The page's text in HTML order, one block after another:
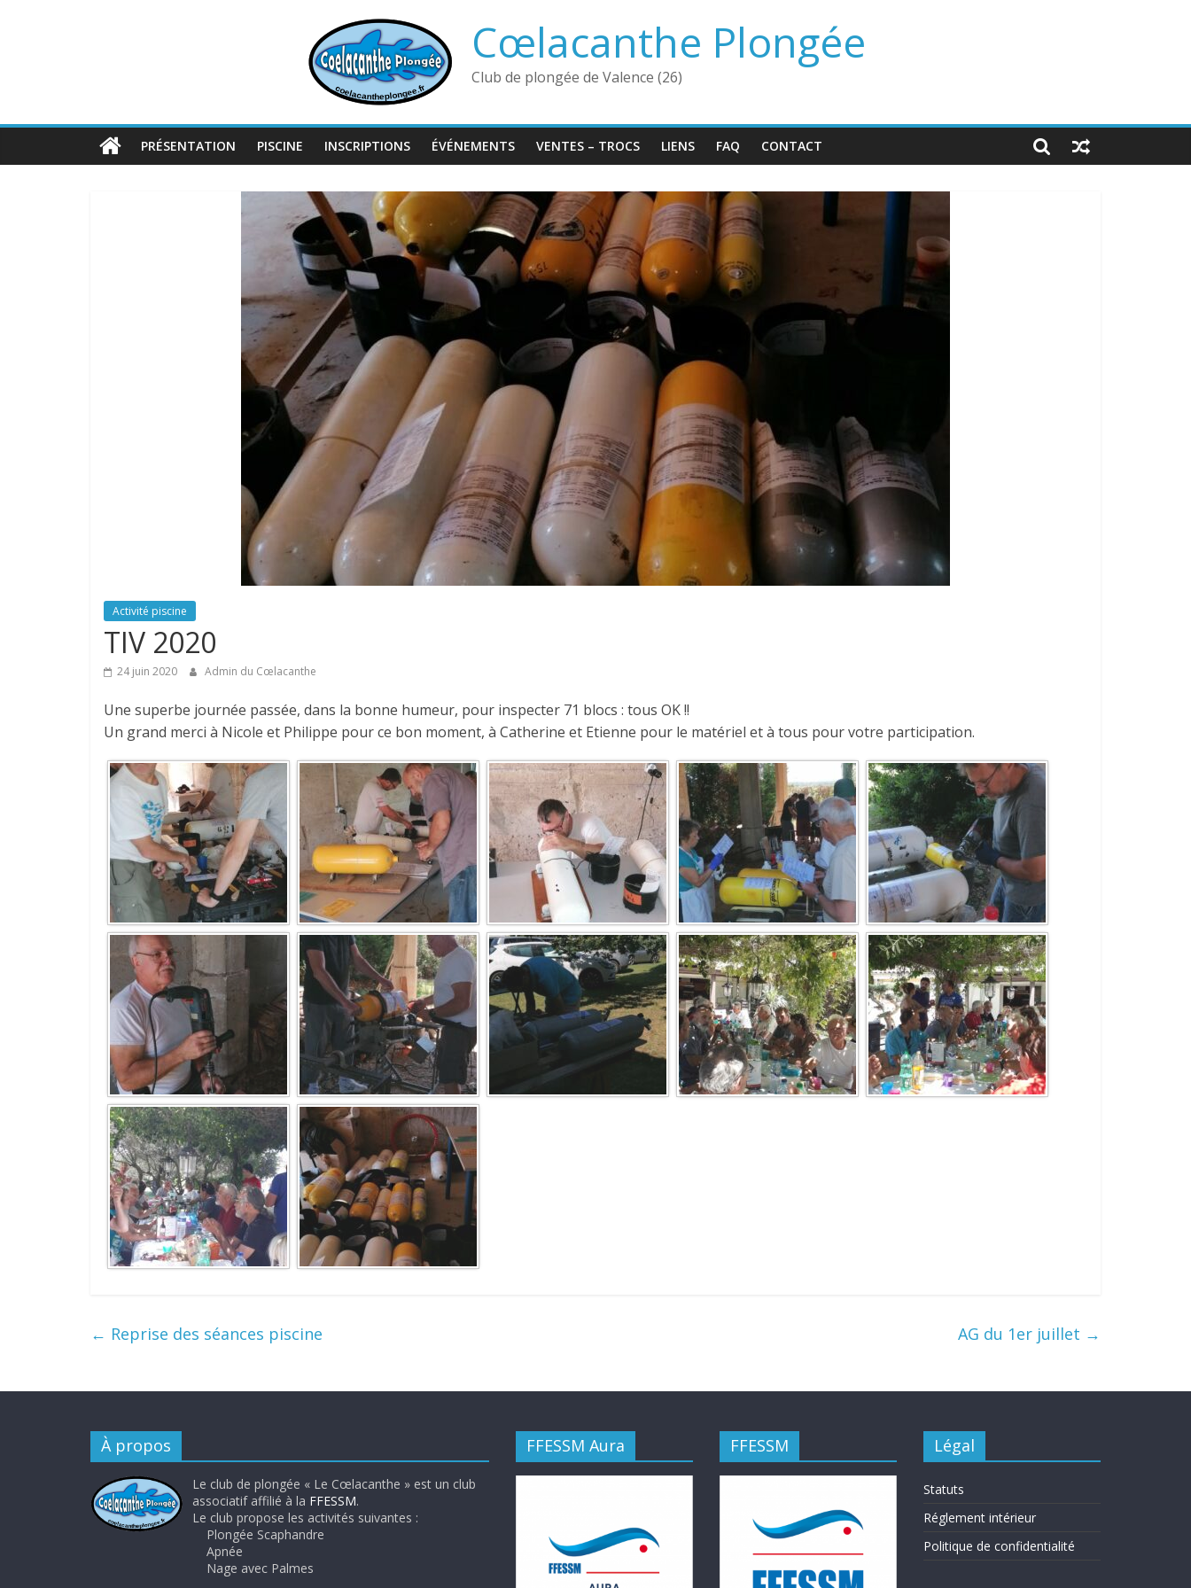
Cœlacanthe Plongée
Club de plongée de Valence (26)
PRÉSENTATION PISCINE INSCRIPTIONS ÉVÉNEMENTS VENTES – TROCS LIENS FAQ CONTACT
Activité piscine
TIV 2020
24 juin 2020 Admin du Cœlacanthe
Une superbe journée passée, dans la bonne humeur, pour inspecter 71 blocs : tous OK !!
Un grand merci à Nicole et Philippe pour ce bon moment, à Catherine et Etienne pour le matériel et à tous pour votre participation.
← Reprise des séances piscine AG du 1er juillet →
À propos
Le club de plongée « Le Cœlacanthe » est un club
associatif affilié à la FFESSM.
Le club propose les activités suivantes :
Plongée Scaphandre
Apnée
Nage avec Palmes
FFESSM Aura FFESSM Légal
Statuts
Réglement intérieur
Politique de confidentialité